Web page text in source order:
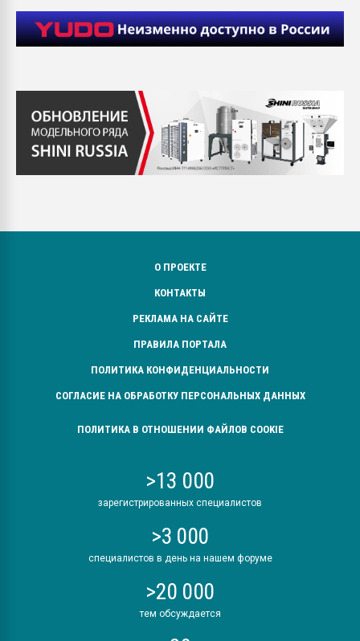
О ПРОЕКТЕ
КОНТАКТЫ
РЕКЛАМА НА САЙТЕ
ПРАВИЛА ПОРТАЛА
ПОЛИТИКА КОНФИДЕНЦИАЛЬНОСТИ
СОГЛАСИЕ НА ОБРАБОТКУ ПЕРСОНАЛЬНЫХ ДАННЫХ
ПОЛИТИКА В ОТНОШЕНИИ ФАЙЛОВ COOKIE
>13 000
зарегистрированных специалистов
>3 000
специалистов в день на нашем форуме
>20 000
тем обсуждается